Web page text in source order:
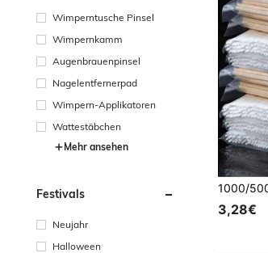
Wimperntusche Pinsel
Wimpernkamm
Augenbrauenpinsel
Nagelentfernerpad
Wimpern-Applikatoren
Wattestäbchen
Mehr ansehen
Festivals
Neujahr
Halloween
3,28€